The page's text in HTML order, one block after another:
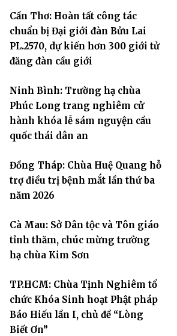
Cần Thơ: Hoàn tất công tác
chuẩn bị Đại giới đàn Bửu Lai
PL.2570, dự kiến hơn 300 giới tử
đăng đàn cầu giới
Ninh Bình: Trường hạ chùa
Phúc Long trang nghiêm cử
hành khóa lễ sám nguyện cầu
quốc thái dân an
Đồng Tháp: Chùa Huệ Quang hỗ
trợ điều trị bệnh mắt lần thứ ba
năm 2026
Cà Mau: Sở Dân tộc và Tôn giáo
tỉnh thăm, chúc mừng trường
hạ chùa Kim Sơn
TP.HCM: Chùa Tịnh Nghiêm tổ
chức Khóa Sinh hoạt Phật pháp
Báo Hiếu lần I, chủ đề “Lòng
Biết Ơn”